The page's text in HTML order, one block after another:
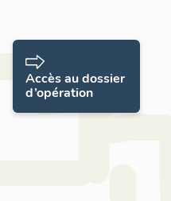
Accès au dossier
d’opération